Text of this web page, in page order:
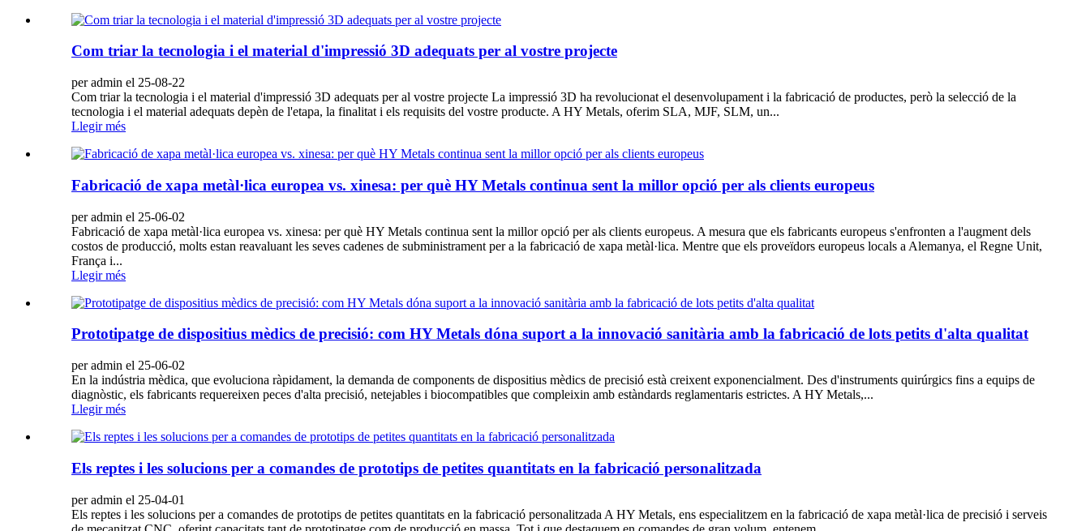
Com triar la tecnologia i el material d'impressió 3D adequats per al vostre projecte
per admin el 25-08-22
Com triar la tecnologia i el material d'impressió 3D adequats per al vostre projecte La impressió 3D ha revolucionat el desenvolupament i la fabricació de productes, però la selecció de la
tecnologia i el material adequats depèn de l'etapa, la finalitat i els requisits del vostre producte. A HY Metals, oferim SLA, MJF, SLM, un...
Llegir més
Fabricació de xapa metàl·lica europea vs. xinesa: per què HY Metals continua sent la millor opció per als clients europeus
per admin el 25-06-02
Fabricació de xapa metàl·lica europea vs. xinesa: per què HY Metals continua sent la millor opció per als clients europeus. A mesura que els fabricants europeus s'enfronten a l'augment dels
costos de producció, molts estan reavaluant les seves cadenes de subministrament per a la fabricació de xapa metàl·lica. Mentre que els proveïdors europeus locals a Alemanya, el Regne Unit,
França i...
Llegir més
Prototipatge de dispositius mèdics de precisió: com HY Metals dóna suport a la innovació sanitària amb la fabricació de lots petits d'alta qualitat
per admin el 25-06-02
En la indústria mèdica, que evoluciona ràpidament, la demanda de components de dispositius mèdics de precisió està creixent exponencialment. Des d'instruments quirúrgics fins a equips de
diagnòstic, els fabricants requereixen peces d'alta precisió, netejables i biocompatibles que compleixin amb estàndards reglamentaris estrictes. A HY Metals,...
Llegir més
Els reptes i les solucions per a comandes de prototips de petites quantitats en la fabricació personalitzada
per admin el 25-04-01
Els reptes i les solucions per a comandes de prototips de petites quantitats en la fabricació personalitzada A HY Metals, ens especialitzem en la fabricació de xapa metàl·lica de precisió i serveis